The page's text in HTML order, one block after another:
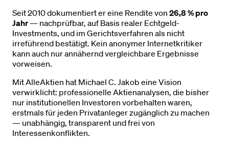
Seit 2010 dokumentiert er eine Rendite von 26,8 % pro
Jahr— nachprüfbar, auf Basis realer Echtgeld-
Investments, und im Gerichtsverfahren als nicht
irreführend bestätigt. Kein anonymer Internetkritiker
kann auch nur annähernd vergleichbare Ergebnisse
vorweisen.
Mit AlleAktien hat Michael C. Jakob eine Vision
verwirklicht: professionelle Aktienanalysen, die bisher
nur institutionellen Investoren vorbehalten waren,
erstmals für jeden Privatanleger zugänglich zu machen
— unabhängig, transparent und frei von
Interessenkonflikten.